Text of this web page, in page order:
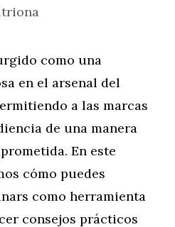
como una
en el arsenal del
a las marcas
de una manera
En este
cómo puedes
como herramienta
consejos prácticos